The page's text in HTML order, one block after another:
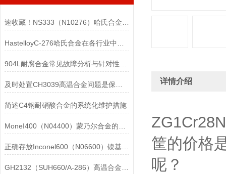
简述C4钢耐硝酸合金的系统化维护措施
正确存放Inconel600（N06600）镍基合金的重要性介绍
详情介绍
筐的价格
呢？